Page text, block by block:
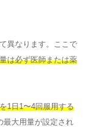
異なります。ここで
は必ず医師または薬
1日1〜4回服用する
最大用量が設定され